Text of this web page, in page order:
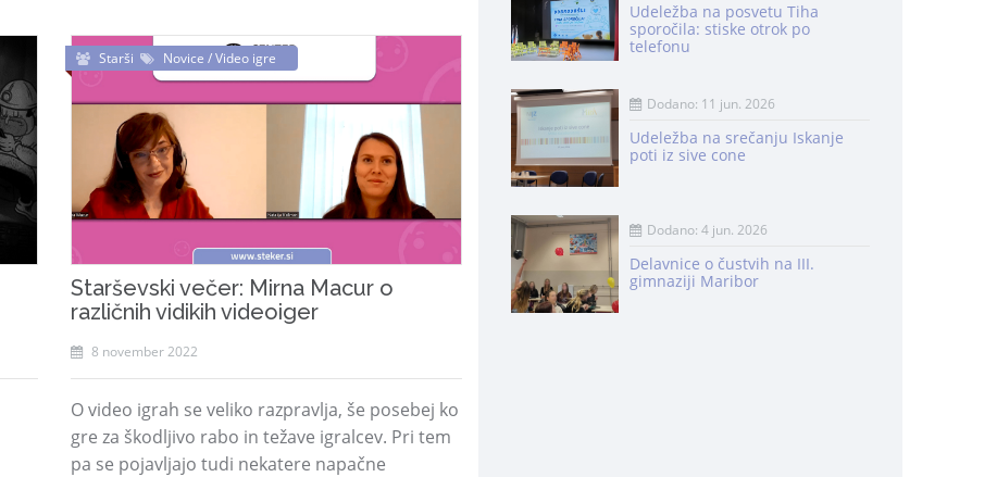
Starši Novice / Video igre
Starševski večer: Mirna Macur o
različnih vidikih videoiger
8 november 2022
O video igrah se veliko razpravlja, še posebej ko
gre za škodljivo rabo in težave igralcev. Pri tem
pa se pojavljajo tudi nekatere napačne
Udeležba na posvetu Tiha
sporočila: stiske otrok po
telefonu
Dodano: 11 jun. 2026
Udeležba na srečanju Iskanje
poti iz sive cone
Dodano: 4 jun. 2026
Delavnice o čustvih na III.
gimnaziji Maribor